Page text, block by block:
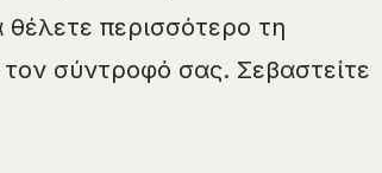
περισσότερο τη
σύντροφό σας. Σεβαστείτε